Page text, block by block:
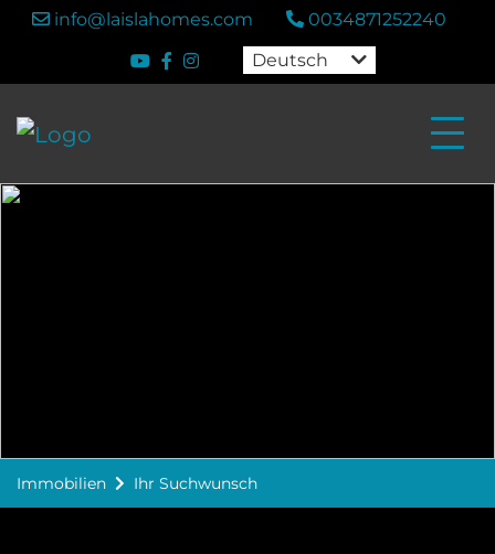
info@laislahomes.com
0034871252240
Deutsch
Immobilien Ihr Suchwunsch